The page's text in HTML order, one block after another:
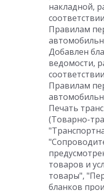
накладной,
Правилам
Добавлен
ведомости,
Правилам
Печать
(Товарно-
товаров и
товары",
бланков